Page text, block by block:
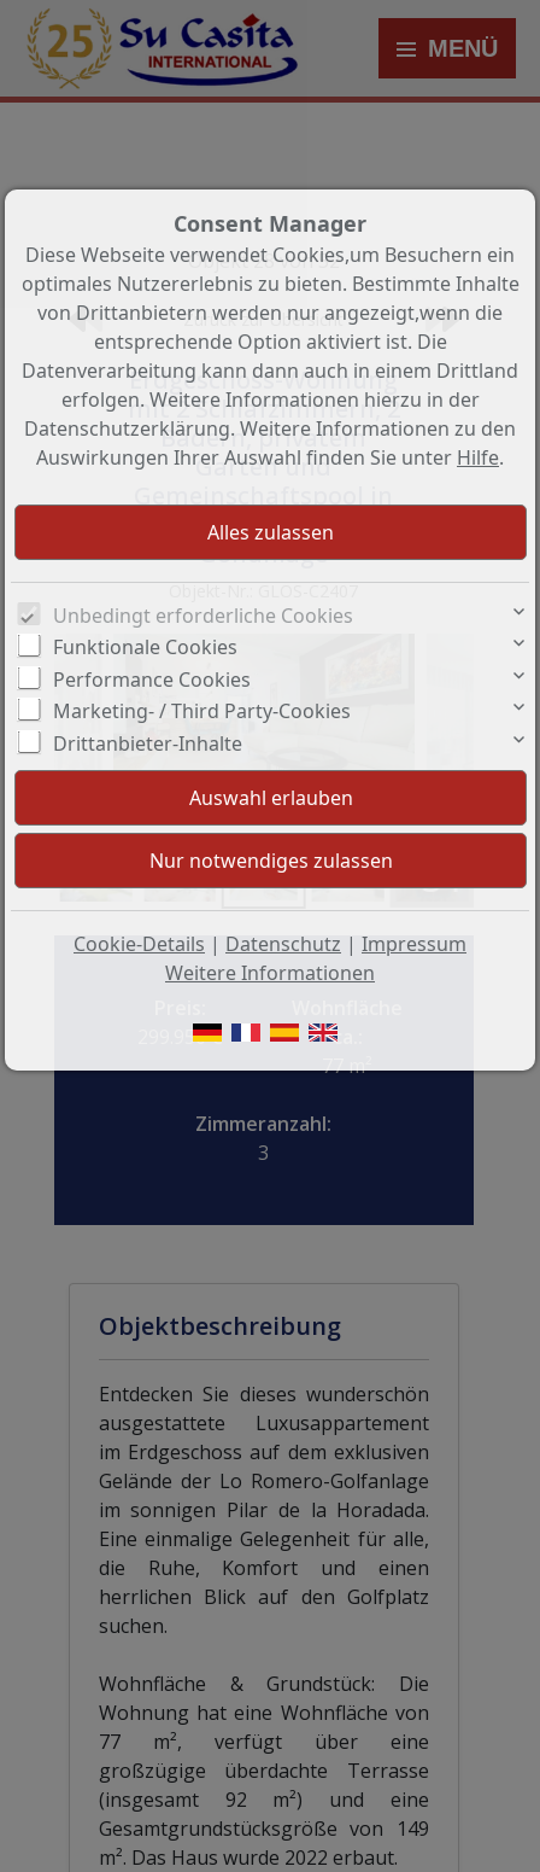
MENÜ
Objekt 28 von 52
Zurück zur Übersicht
Erdgeschoss-Wohnung
mit 2 Schlafzimmern, 2
Bädern, privatem
Garten und
der Lo Romero-
Golfanlage
Objekt-Nr.: GLOS-C2407
+31
299.950 €
ca.:
77 m²
Zimmeranzahl:
3
Objektbeschreibung
Entdecken Sie dieses wunderschön
ausgestattete Luxusappartement
im Erdgeschoss auf dem exklusiven
Gelände der Lo Romero-Golfanlage
im sonnigen Pilar de la Horadada.
Eine einmalige Gelegenheit für alle,
die Ruhe, Komfort und einen
herrlichen Blick auf den Golfplatz
suchen.
Wohnfläche & Grundstück: Die
Wohnung hat eine Wohnfläche von
77 m², verfügt über eine
großzügige überdachte Terrasse
(insgesamt 92 m²) und eine
Gesamtgrundstücksgröße von 149
m². Das Haus wurde 2022 erbaut.
Consent Manager
Diese Webseite verwendet Cookies,um Besuchern ein
optimales Nutzererlebnis zu bieten. Bestimmte Inhalte
von Drittanbietern werden nur angezeigt,wenn die
entsprechende Option aktiviert ist. Die
Datenverarbeitung kann dann auch in einem Drittland
erfolgen. Weitere Informationen hierzu in der
Datenschutzerklärung. Weitere Informationen zu den
Auswirkungen Ihrer Auswahl finden Sie unter Hilfe.
Unbedingt erforderliche Cookies
Funktionale Cookies
Performance Cookies
Marketing- / Third Party-Cookies
Drittanbieter-Inhalte
Cookie-Details | Datenschutz | Impressum
Weitere Informationen